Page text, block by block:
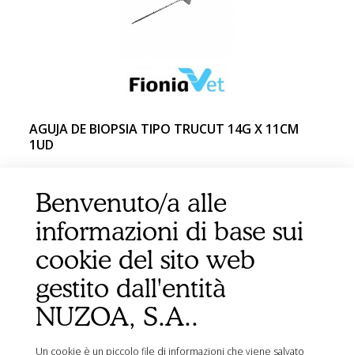
AGUJA DE BIOPSIA TIPO TRUCUT 14G X 11CM
1UD
Benvenuto/a alle
informazioni di base sui
cookie del sito web
gestito dall'entità
NUZOA, S.A..
Un cookie è un piccolo file di informazioni che viene salvato